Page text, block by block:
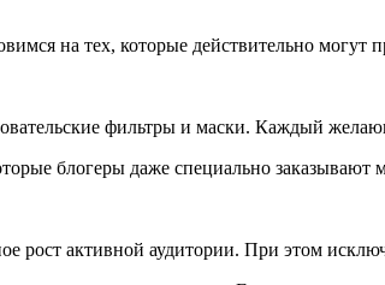
на тех, которые действительно могут
фильтры и маски. Каждый
блогеры даже специально заказывают
рост активной аудитории. При этом